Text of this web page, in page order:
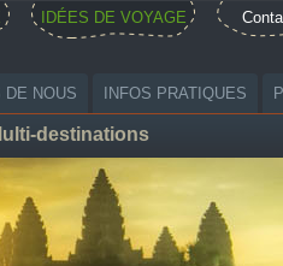
IDÉES DE VOYAGE
DE NOUS INFOS PRATIQUES
destinations